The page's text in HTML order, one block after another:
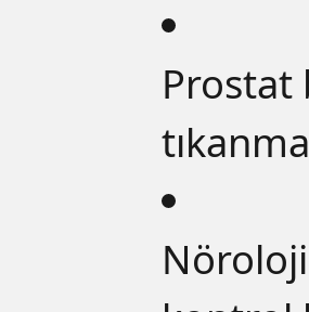
Prostat